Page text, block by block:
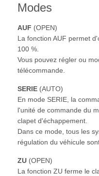
Modes
AUF (OPEN)
La fonction AUF permet
100 %.
Vous pouvez régler ou
télécommande.
SERIE (AUTO)
En mode SERIE, la
l'unité de commande du
clapet d'échappement.
Dans ce mode, tous les
régulation du véhicule
ZU (OPEN)
La fonction ZU ferme le